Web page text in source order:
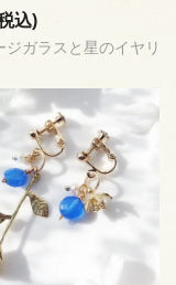
込)
ジガラスと星のイヤリ